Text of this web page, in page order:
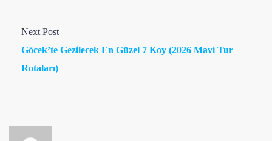
Next Post
Göcek’te Gezilecek En Güzel 7 Koy (2026 Mavi Tur
Rotaları)